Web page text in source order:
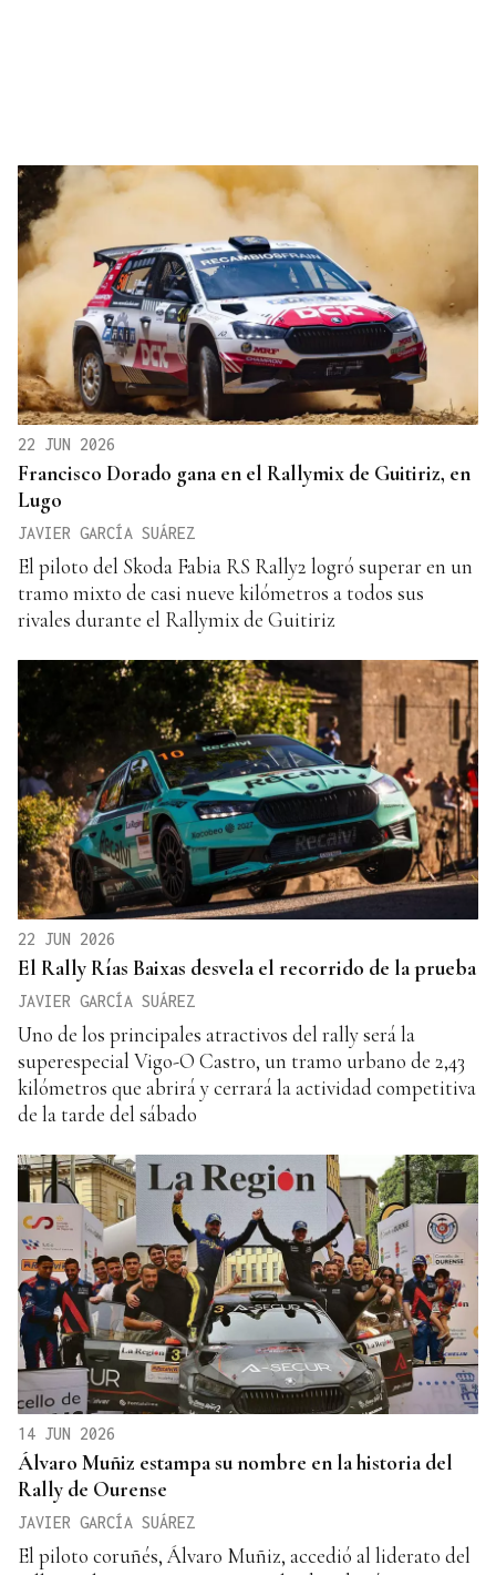
22 JUN 2026
Francisco Dorado gana en el Rallymix de Guitiriz, en
Lugo
JAVIER GARCÍA SUÁREZ
El piloto del Skoda Fabia RS Rally2 logró superar en un
tramo mixto de casi nueve kilómetros a todos sus
rivales durante el Rallymix de Guitiriz
22 JUN 2026
El Rally Rías Baixas desvela el recorrido de la prueba
JAVIER GARCÍA SUÁREZ
Uno de los principales atractivos del rally será la
superespecial Vigo-O Castro, un tramo urbano de 2,43
kilómetros que abrirá y cerrará la actividad competitiva
de la tarde del sábado
14 JUN 2026
Álvaro Muñiz estampa su nombre en la historia del
Rally de Ourense
JAVIER GARCÍA SUÁREZ
El piloto coruñés, Álvaro Muñiz, accedió al liderato del